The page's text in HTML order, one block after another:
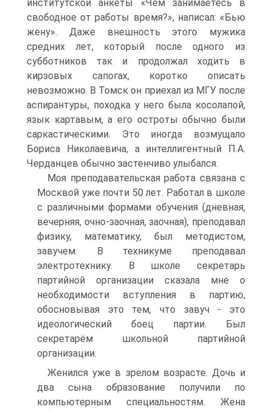
институтской анкеты «Чем занимаетесь в
свободное от работы время?», написал: «Бью
жену». Даже внешность этого мужика
средних лет, который после одного из
субботников так и продолжал ходить в
кирзовых сапогах, коротко описать
невозможно. В Томск он приехал из МГУ после
аспирантуры, походка у него была косолапой,
язык картавым, а его остроты обычно были
саркастическими. Это иногда возмущало
Бориса Николаевича, а интеллигентный П.А.
Черданцев обычно застенчиво улыбался.
Моя преподавательская работа связана с
Москвой уже почти 50 лет. Работал в школе
с различными формами обучения (дневная,
вечерняя, очно-заочная, заочная), преподавал
физику, математику, был методистом,
завучем. В техникуме преподавал
электротехнику. В школе секретарь
партийной организации сказала мне о
необходимости вступления в партию,
обосновывая это тем, что завуч - это
идеологический боец партии. Был
секретарём школьной партийной
организации.
Женился уже в зрелом возрасте. Дочь и
два сына образование получили по
компьютерным специальностям. Жена